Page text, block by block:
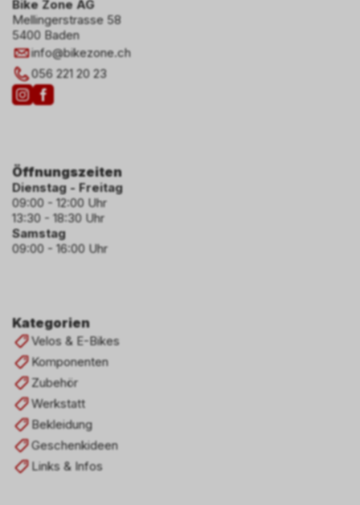
Bike Zone AG
Mellingerstrasse 58
5400 Baden
info@bikezone.ch
056 221 20 23
Kategorien
Velos & E-Bikes
Komponenten
Zubehör
Werkstatt
Bekleidung
Geschenkideen
Links & Infos
Öffnungszeiten
Dienstag - Freitag
09:00 - 12:00 Uhr
13:30 - 18:30 Uhr
Samstag
09:00 - 16:00 Uhr